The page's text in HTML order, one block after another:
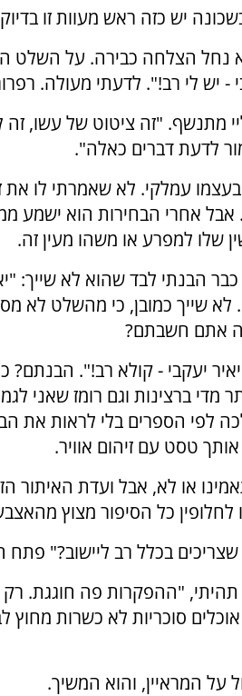
יש כזה ראש מעוות זו
הצלחה כבירה. על השלט
- יש לי רב!". לדעתי מעולה.
מתנשף. "זה ציטוט של עשו, זה
לדעת דברים כאלה".
בעצמו עמלקי. לא שאמרתי לו את
אבל אחרי הבחירות הוא ישמע
שלו למפרע או משהו מעין זה.
הבנתי לבד שהוא לא שייך:
לא שייך כמובן, כי מהשלט לא
אתם חשבתם?
יעקבי - קולא רב!".
מדי ברצינות וגם רומז שאני
לפי הספרים בלי לראות את
טסט עם זיהום אוויר.
או לא, אבל ועדת האיתור
לחלופין כל הסיפור מצוץ
בכלל רב ליישוב?" פתח
תהיתי, "ההפקרות פה חוגגת.
סוכריות לא כשרות מחוץ
על המראיין, והוא המשיך.